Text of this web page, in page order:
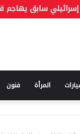
المرأة فنون